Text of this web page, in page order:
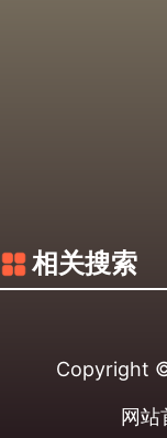
相关搜索
Copyright
网站